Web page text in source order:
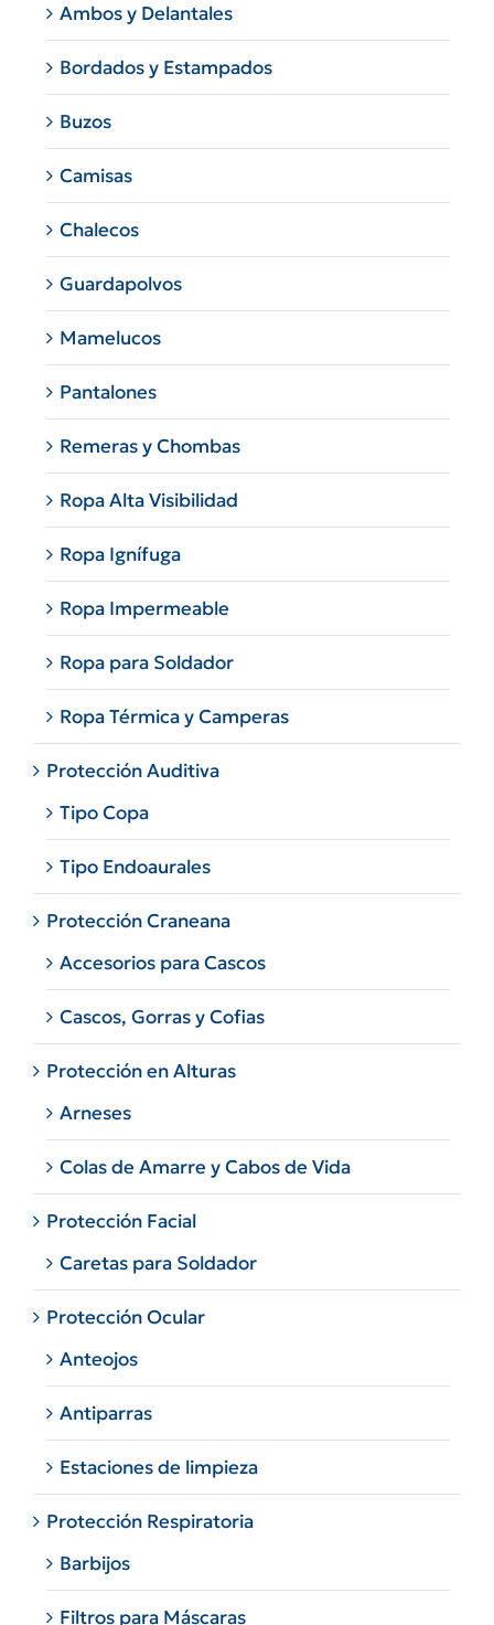
Ambos y Delantales
Bordados y Estampados
Buzos
Camisas
Chalecos
Guardapolvos
Mamelucos
Pantalones
Remeras y Chombas
Ropa Alta Visibilidad
Ropa Ignífuga
Ropa Impermeable
Ropa para Soldador
Ropa Térmica y Camperas
Protección Auditiva
Tipo Copa
Tipo Endoaurales
Protección Craneana
Accesorios para Cascos
Cascos, Gorras y Cofias
Protección en Alturas
Arneses
Colas de Amarre y Cabos de Vida
Protección Facial
Caretas para Soldador
Protección Ocular
Anteojos
Antiparras
Estaciones de limpieza
Protección Respiratoria
Barbijos
Filtros para Máscaras